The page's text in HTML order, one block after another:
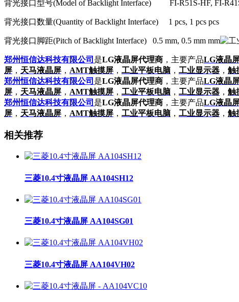
背光接口型号(Model of Backlight Interface) FI-R51S-HF, FI-
背光接口数量(Quantity of Backlight Interface) 1 pcs, 1 pcs pcs
背光接口脚距(Pitch of Backlight Interface) 0.5 mm, 0.5 mm mm
郑州恒信达科技有限公司 是LG液晶屏代理商 ，主要产品LG液晶
屏 ， 天马液晶屏 ， AMT触摸屏 ， 工业平板电脑 ， 工业显示器 ， 触
郑州恒信达科技有限公司 是LG液晶屏代理商 ，主要产品LG液晶
屏 ， 天马液晶屏 ， AMT触摸屏 ， 工业平板电脑 ， 工业显示器 ， 触
郑州恒信达科技有限公司 是LG液晶屏代理商 ，主要产品LG液晶
屏 ， 天马液晶屏 ， AMT触摸屏 ， 工业平板电脑 ， 工业显示器 ， 触
相关推荐
三菱10.4寸液晶屏 AA104SH12
三菱10.4寸液晶屏 AA104SG01
三菱10.4寸液晶屏 AA104VH02